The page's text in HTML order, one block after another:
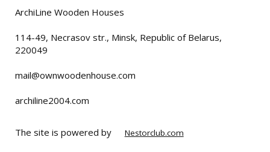
ArchiLine Wooden Houses
114-49, Necrasov str., Minsk, Republic of Belarus,
220049
mail@ownwoodenhouse.com
archiline2004.com
The site is powered by Nestorclub.com